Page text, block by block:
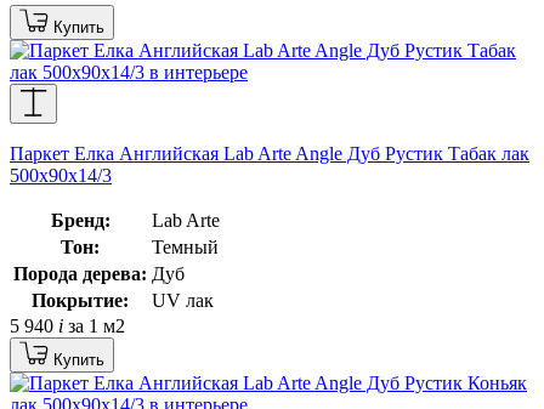
Купить
Паркет Елка Английская Lab Arte Angle Дуб Рустик Табак лак
500х90х14/3
Бренд:
Lab Arte
Тон:
Темный
Порода дерева: Дуб
Покрытие:
UV лак
5 940 i за 1 м2
Купить